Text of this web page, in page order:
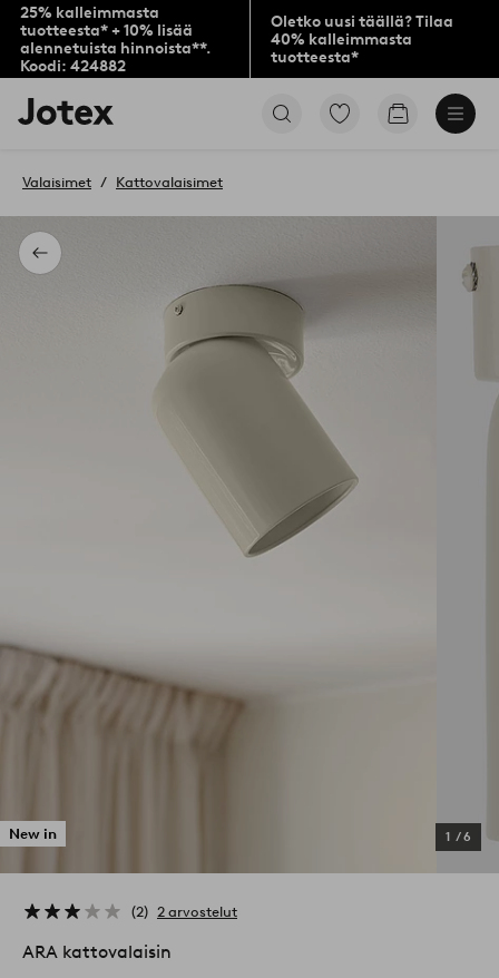
25% kalleimmasta
tuotteesta* + 10% lisää
alennetuista hinnoista**.
Koodi: 424882
Oletko uusi täällä? Tilaa
40% kalleimmasta
tuotteesta*
Jotex-
logo
aloitussivulle
Siirry
Siirry
Takaisin
Valaisimet Kattovalaisimet
New in 1 /6
2 2 arvostelut
ARA kattovalaisin